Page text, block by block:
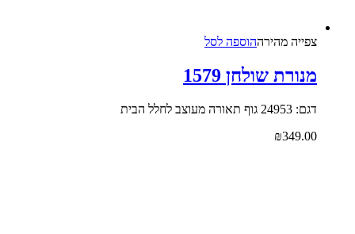
צפייה‬ ‫מהירה‬הוספה לסל
מנורת שולחן 1579
דגם: 24953 גוף תאורה מעוצב לחלל הבית
₪349.00